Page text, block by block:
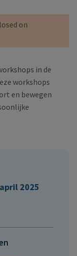
on
in de
workshops
en bewegen
2025